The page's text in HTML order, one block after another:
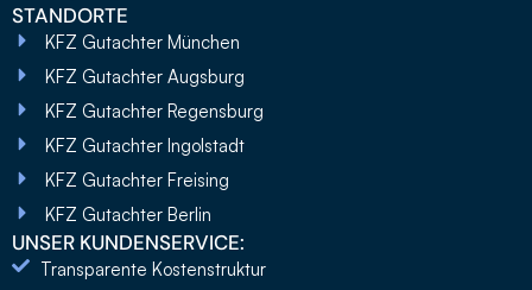
STANDORTE
KFZ Gutachter München
KFZ Gutachter Augsburg
KFZ Gutachter Regensburg
KFZ Gutachter Ingolstadt
KFZ Gutachter Freising
KFZ Gutachter Berlin
UNSER KUNDENSERVICE:
Transparente Kostenstruktur